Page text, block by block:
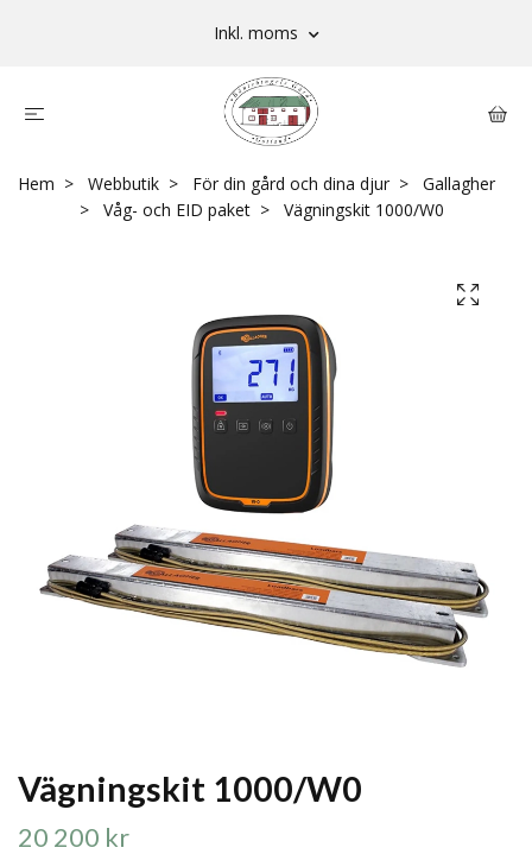
Inkl. moms
Hem Webbutik För din gård och dina djur
Gallagher
Våg- och EID paket
Vägningskit 1000/W0
Vägningskit 1000/W0
20 200 kr